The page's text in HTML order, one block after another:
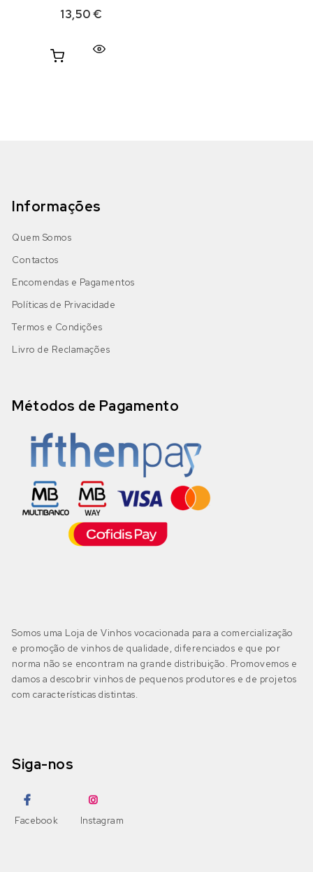
13,50€
Informações
Quem Somos
Contactos
Encomendas e Pagamentos
Políticas de Privacidade
Termos e Condições
Livro de Reclamações
Métodos de Pagamento
Somos uma Loja de Vinhos vocacionada para a comercialização
e promoção de vinhos de qualidade, diferenciados e que por
norma não se encontram na grande distribuição. Promovemos e
damos a descobrir vinhos de pequenos produtores e de projetos
com características distintas.
Siga-nos
Facebook Instagram